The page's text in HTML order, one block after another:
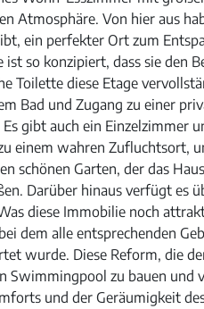
Atmosphäre. Von hier aus
ein perfekter Ort zum
so konzipiert, dass sie den
Toilette diese Etage
Bad und Zugang zu einer
gibt auch ein Einzelzimmer
einem wahren Zufluchtsort,
schönen Garten, der das
Darüber hinaus verfügt es
diese Immobilie noch
dem alle entsprechenden
wurde. Diese Reform, die
zu bauen und
und der Geräumigkeit